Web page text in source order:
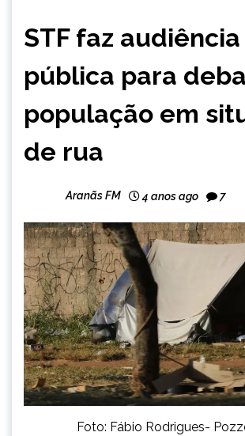
NOTÍCIAS
STF faz audiência
pública para
população em
de rua
Aranãs FM 4 anos ago 7
Foto: Fábio Rodrigues-